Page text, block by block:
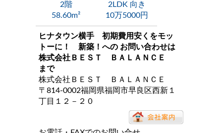
2階
2LDK 向き
58.60m²
10万5000円
ヒナタウン横手 初期費用安くをモッ
トーに！ 新築！
への お問い合わせは
株式会社ＢＥＳＴ ＢＡＬＡＮＣＥ
まで
株式会社ＢＥＳＴ ＢＡＬＡＮＣＥ
〒814-0002福岡県福岡市早良区西新１
丁目１２－２０